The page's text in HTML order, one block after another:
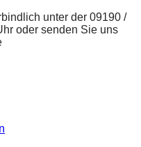
unter der 09190 /
oder senden Sie uns